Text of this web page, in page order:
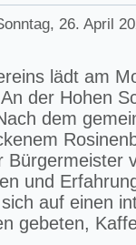
26. April
lädt am
der Hohen
dem
Bürgermeister
und
auf einen
gebeten,